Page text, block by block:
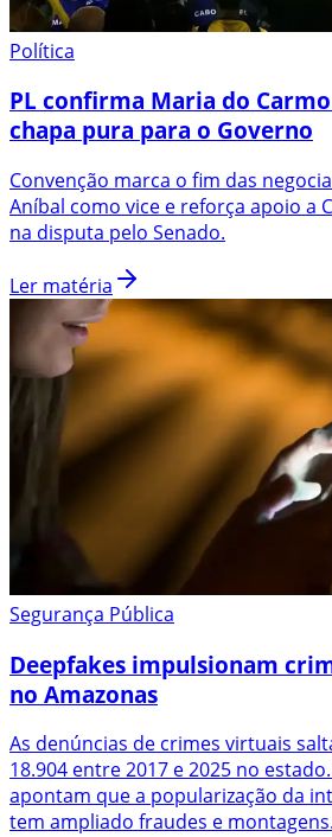
Política
PL confirma Maria do
chapa pura para o Governo
Convenção marca o fim das
Aníbal como vice e reforça apoio a
na disputa pelo Senado.
Ler matéria
Segurança Pública
Deepfakes impulsionam
no Amazonas
As denúncias de crimes virtuais
18.904 entre 2017 e 2025 no
apontam que a popularização da
tem ampliado fraudes e montagens.